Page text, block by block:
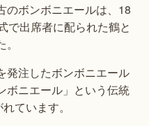
のボンボニエールは、18
で出席者に配られた鶴と
発注したボンボニエール
ボニエール」という伝統
ています。